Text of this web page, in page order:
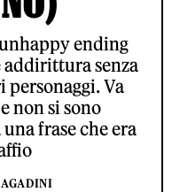
ending
addirittura senza
Va
non si sono
frase che era